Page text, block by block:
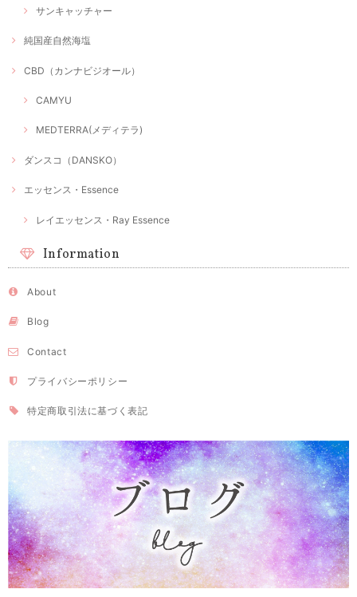
サンキャッチャー
純国産自然海塩
CBD（カンナビジオール）
CAMYU
MEDTERRA(メディテラ)
ダンスコ（DANSKO）
エッセンス・Essence
レイエッセンス・Ray Essence
Information
About
Blog
Contact
プライバシーポリシー
特定商取引法に基づく表記